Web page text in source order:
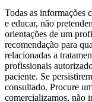
Todas as informações
e educar, não
orientações de um
recomendação para
relacionadas a
profissionais
paciente. Se
consultado. Procure
comercializamos, não